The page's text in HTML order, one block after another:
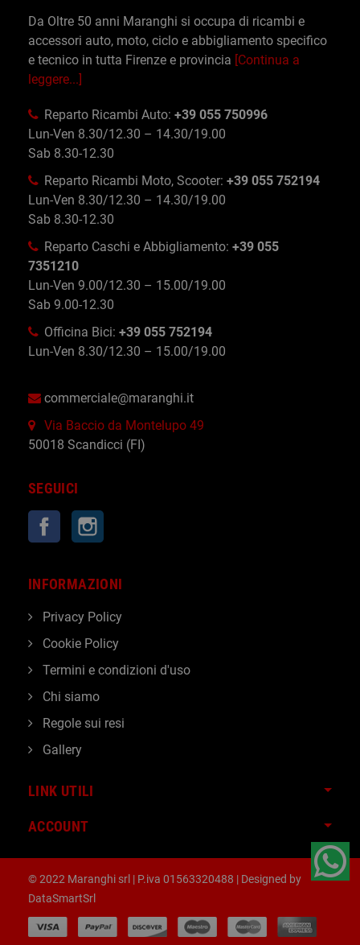
Da Oltre 50 anni Maranghi si occupa di ricambi e
accessori auto, moto, ciclo e abbigliamento specifico
e tecnico in tutta Firenze e provincia [Continua a
leggere...]
Reparto Ricambi Auto: +39 055 750996
Lun-Ven 8.30/12.30 – 14.30/19.00
Sab 8.30-12.30
Reparto Ricambi Moto, Scooter: +39 055 752194
Lun-Ven 8.30/12.30 – 14.30/19.00
Sab 8.30-12.30
Reparto Caschi e Abbigliamento: +39 055
7351210
Lun-Ven 9.00/12.30 – 15.00/19.00
Sab 9.00-12.30
Officina Bici: +39 055 752194
Lun-Ven 8.30/12.30 – 15.00/19.00
commerciale@maranghi.it
Via Baccio da Montelupo 49
50018 Scandicci (FI)
SEGUICI
Facebook
LINK UTILI
ACCOUNT
INFORMAZIONI
Privacy Policy
Cookie Policy
Termini e condizioni d'uso
Chi siamo
Regole sui resi
Gallery
© 2022 Maranghi srl | P.iva 01563320488 | Designed by
DataSmartSrl